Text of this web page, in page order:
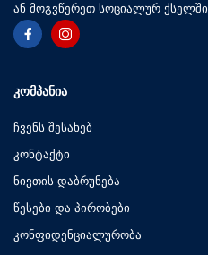
ან მოგვწერეთ სოციალურ ქსელში
ᲙᲝᲛᲞᲐᲜᲘᲐ
ჩვენს შესახებ
კონტაქტი
ნივთის დაბრუნება
წესები და პირობები
კონფიდენციალურობა